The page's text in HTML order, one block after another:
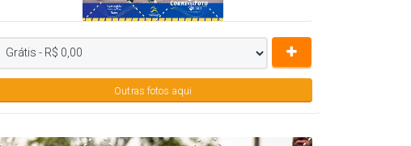
Outras fotos aqui